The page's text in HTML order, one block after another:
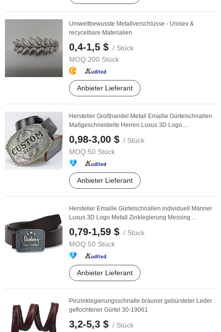
Umweltbewusste Metallverschlüsse - Unisex &
recycelbare Materialien
0,4-1,5 $ / Stück
MOQ:200 Stück
Anbieter Lieferant
Hersteller Großhandel Metall Emaille Gürtelschnallen
Maßgeschneiderte Herren Luxus 3D Logo ...
0,98-3,00 $ / Stück
MOQ:50 Stück
Anbieter Lieferant
Hersteller Emaille Gürtelschnallen individuell Männer
Luxus 3D Logo Metall Zinklegierung Messing ...
0,79-1,59 $ / Stück
MOQ:50 Stück
Anbieter Lieferant
Pinzinklegierungsschnalle brauner gebürsteter Leder
geflochtener Gürtel 30-19061
3,2-5,3 $ / Stück